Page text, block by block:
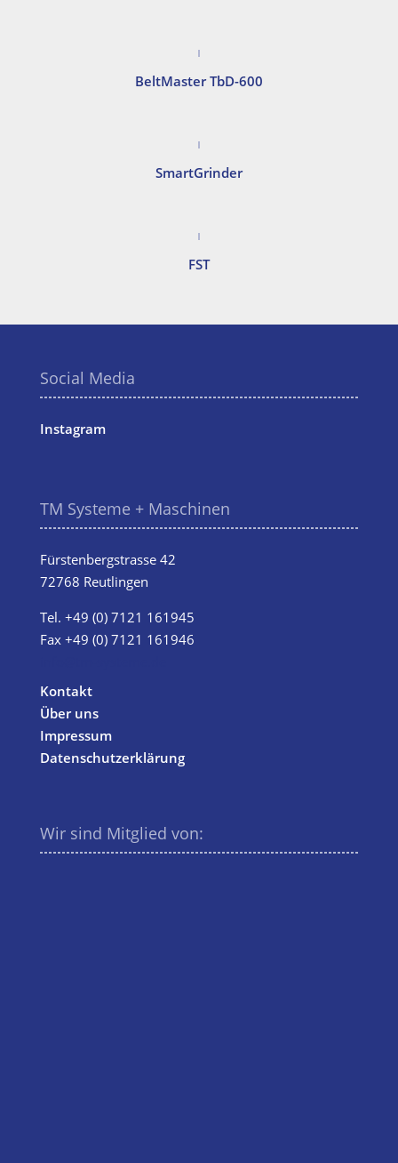
BeltMaster TbD-600
SmartGrinder
FST
Social Media
Instagram
TM Systeme + Maschinen
Fürstenbergstrasse 42
72768 Reutlingen
Tel. +49 (0) 7121 161945
Fax +49 (0) 7121 161946
Kontakt
Über uns
Impressum
Datenschutzerklärung
Wir sind Mitglied von: